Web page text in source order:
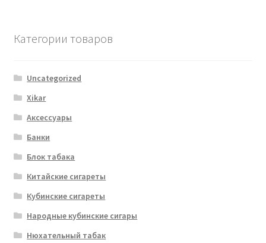
Категории товаров
Uncategorized
Xikar
Аксессуары
Банки
Блок табака
Китайские сигареты
Кубинские сигареты
Народные кубинские сигары
Нюхательный табак